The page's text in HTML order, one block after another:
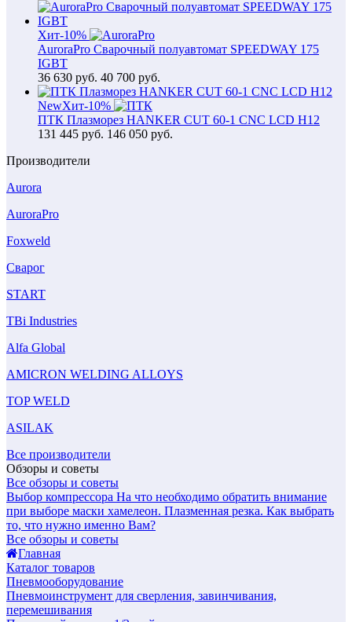
Хит-10%
AuroraPro Сварочный полуавтомат SPEEDWAY 175
IGBT
36 630 руб. 40 700 руб.
NewХит-10%
ПТК Плазморез HANKER CUT 60-1 CNC LCD H12
131 445 руб. 146 050 руб.
Производители
Aurora
AuroraPro
Foxweld
Сварог
START
TBi Industries
Alfa Global
AMICRON WELDING ALLOYS
TOP WELD
ASILAK
Все производители
Обзоры и советы
Все обзоры и советы
Выбор компрессора На что необходимо обратить внимание
при выборе маски хамелеон. Плазменная резка. Как выбрать
то, что нужно именно Вам?
Все обзоры и советы
Главная
Каталог товаров
Пневмооборудование
Пневмоинструмент для сверления, завинчивания,
перемешивания